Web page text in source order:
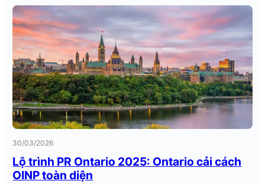
30/03/2026
Lộ trình PR Ontario 2025: Ontario cải cách
OINP toàn diện